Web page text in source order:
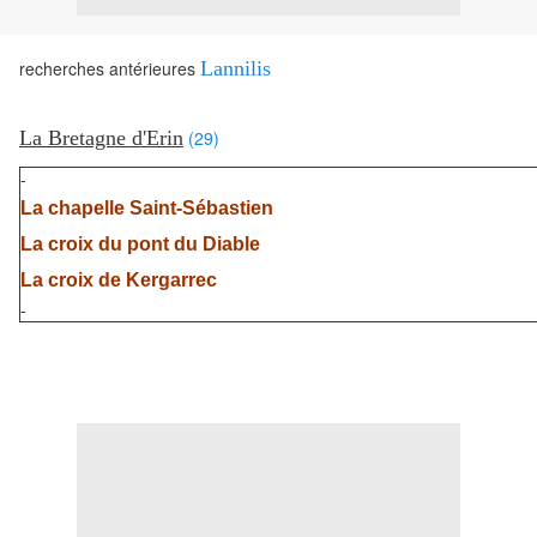
recherches antérieures Lannilis
La Bretagne d'Erin (29)
-
La chapelle Saint-Sébastien
La croix du pont du Diable
La croix de Kergarrec
-